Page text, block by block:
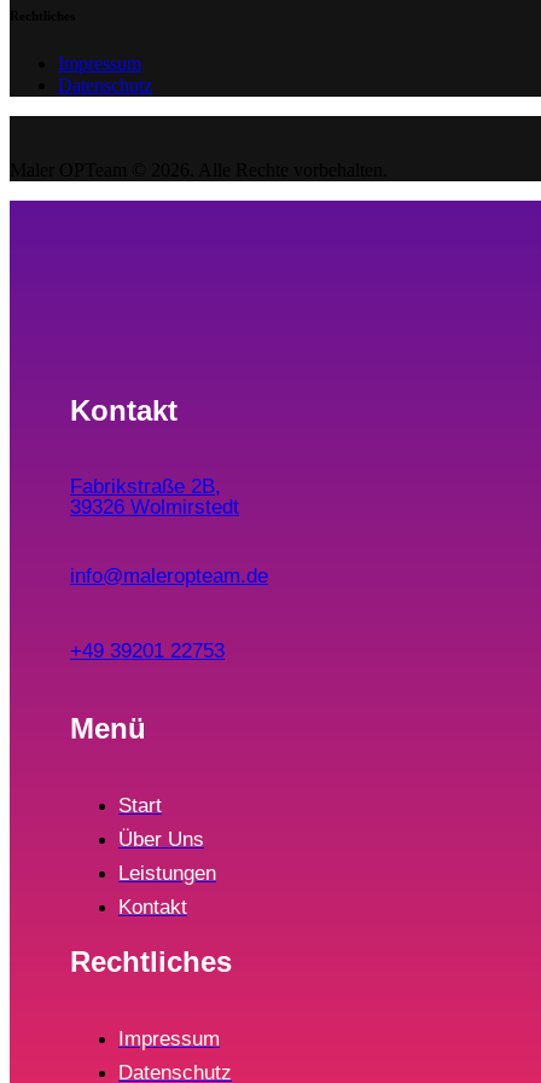
Impressum
Datenschutz
Kontakt
Fabrikstraße 2B,
39326 Wolmirstedt
info@maleropteam.de
+49 39201 22753
Menü
Start
Über Uns
Leistungen
Kontakt
Rechtliches
Impressum
Datenschutz